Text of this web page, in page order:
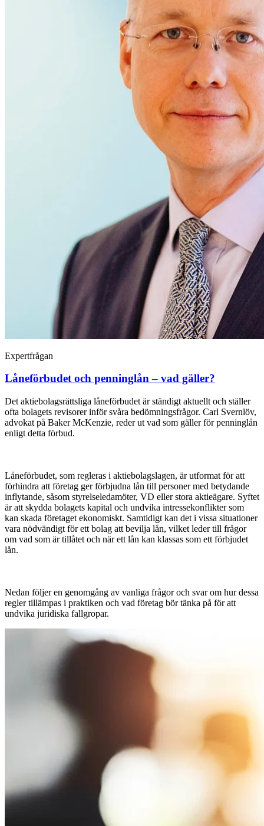
Expertfrågan
Låneförbudet och penninglån – vad gäller?
Det aktiebolagsrättsliga ­låneförbudet är ständigt aktuellt och ställer
ofta bolagets revisorer inför svåra ­bedömningsfrågor. Carl Svernlöv,
advokat på Baker McKenzie, reder ut vad som gäller för penninglån
enligt detta förbud.
Låneförbudet, som regleras i aktiebolagslagen, är utformat för att
förhindra att företag ger förbjudna lån till personer med betydande
inflytande, såsom styrelseledamöter, VD eller stora aktieägare. Syftet
är att skydda bolagets kapital och undvika intressekonflikter som
kan skada företaget ekonomiskt. Samtidigt kan det i vissa situationer
vara nödvändigt för ett bolag att bevilja lån, vilket leder till frågor
om vad som är tillåtet och när ett lån kan klassas som ett förbjudet
lån.
Nedan följer en genomgång av vanliga frågor och svar om hur dessa
regler tillämpas i praktiken och vad företag bör tänka på för att
undvika juridiska fallgropar.